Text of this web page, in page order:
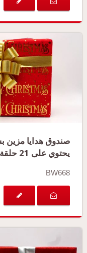
صندوق هدايا مزين
يحتوي على 21 حلقة
BW668